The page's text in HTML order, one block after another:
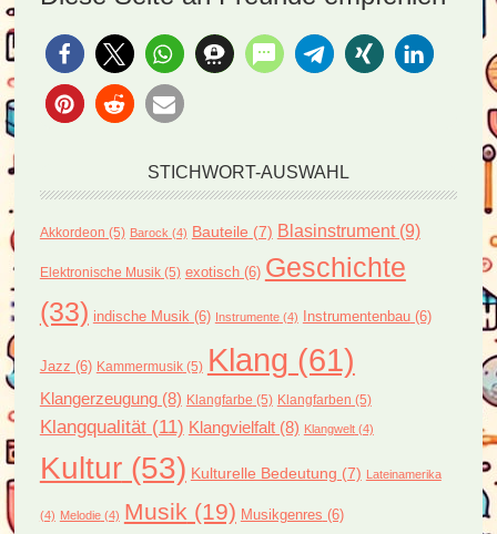
STICHWORT-AUSWAHL
Akkordeon (5) Barock (4) Bauteile (7) Blasinstrument(9)
Elektronische Musik(5) exotisch(6) Geschichte
(33) indische Musik (6) Instrumente(4) Instrumentenbau(6)
Jazz (6) Kammermusik(5) Klang (61)
Klangerzeugung(8) Klangfarbe (5) Klangfarben (5)
Klangqualität(11) Klangvielfalt(8) Klangwelt(4)
Kultur(53) Kulturelle Bedeutung (7) Lateinamerika
(4) Melodie(4) Musik (19) Musikgenres (6)